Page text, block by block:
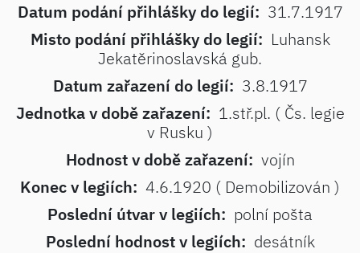
Datum podání přihlášky do legií: 31.7.1917
Misto podání přihlášky do legií: Luhansk
Jekatěrinoslavská gub.
Datum zařazení do legií: 3.8.1917
Jednotka v době zařazení: 1.stř.pl. ( Čs. legie
v Rusku )
Hodnost v době zařazení: vojín
Konec v legiích: 4.6.1920 ( Demobilizován )
Poslední útvar v legiích: polní pošta
Poslední hodnost v legiích: desátník